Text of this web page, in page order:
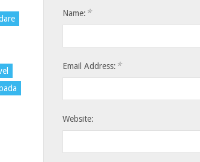
Name: *
Email Address: *
Website: